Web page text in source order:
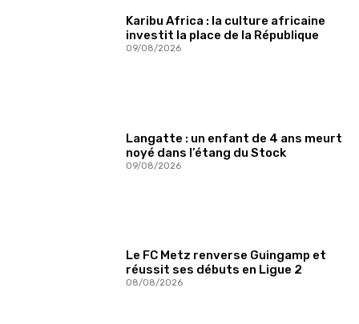
Karibu Africa : la culture africaine
investit la place de la République
09/08/2026
Langatte : un enfant de 4 ans meurt
noyé dans l’étang du Stock
09/08/2026
Le FC Metz renverse Guingamp et
réussit ses débuts en Ligue 2
08/08/2026